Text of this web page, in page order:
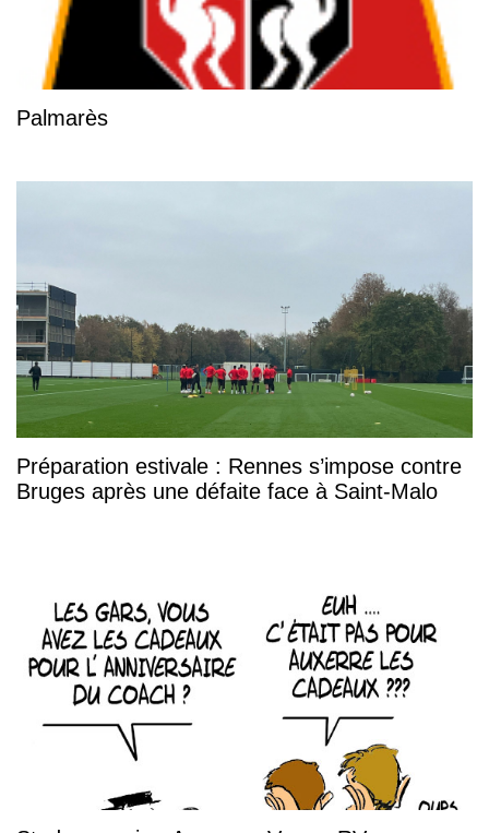
Palmarès
Préparation estivale : Rennes s’impose contre
Bruges après une défaite face à Saint-Malo